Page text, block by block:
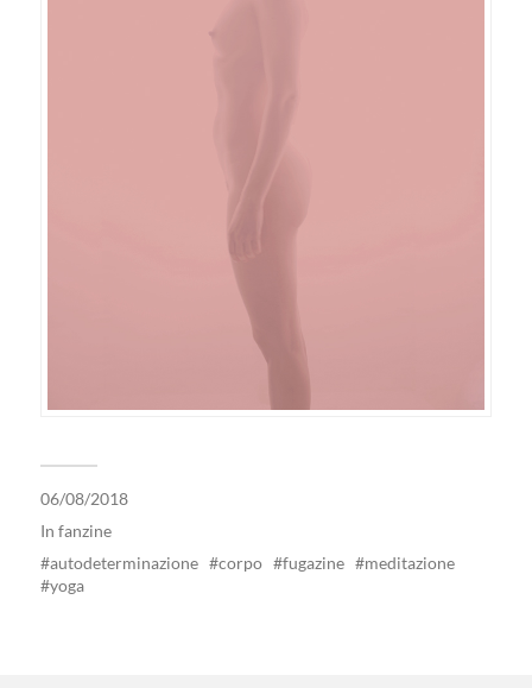
06/08/2018
In fanzine
autodeterminazione
corpo fugazine
meditazione
yoga